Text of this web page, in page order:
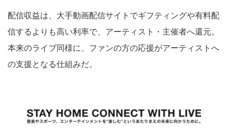
配信収益は、大手動画配信サイトでギフティングや有料配
信するよりも高い利率で、アーティスト・主催者へ還元。
本来のライブ同様に、ファンの方の応援がアーティストへ
の支援となる仕組みだ。